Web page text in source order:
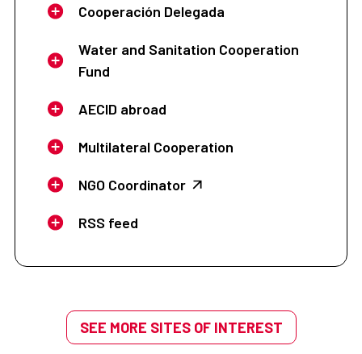
Cooperación Delegada
Water and Sanitation Cooperation
Fund
AECID abroad
Multilateral Cooperation
NGO Coordinator
RSS feed
SEE MORE SITES OF INTEREST